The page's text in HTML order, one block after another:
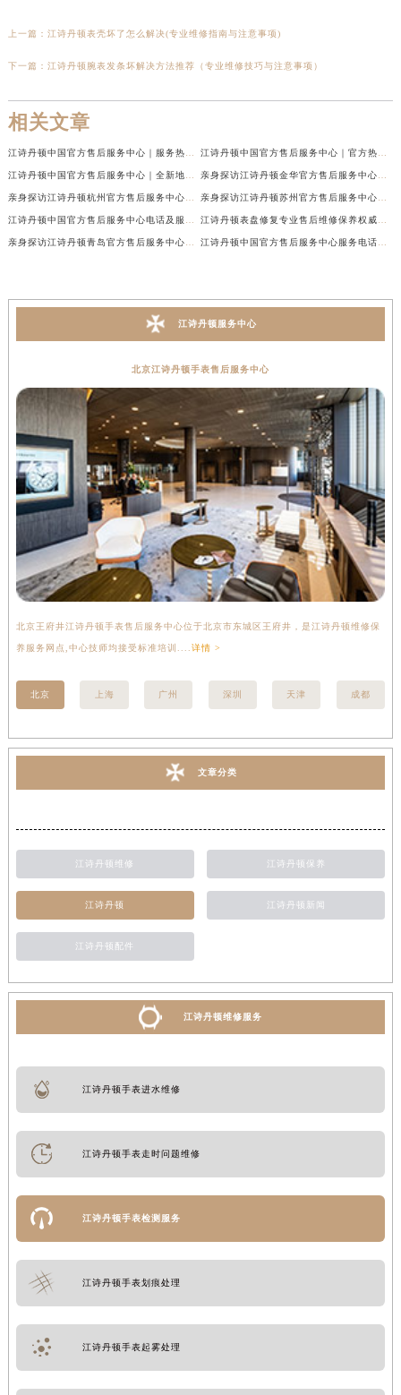
上一篇： 江诗丹顿表壳坏了怎么解决(专业维修指南与注意事项)
下一篇： 江诗丹顿腕表发条坏解决方法推荐（专业维修技巧与注意事项）
相关文章
江诗丹顿服务中心
北京江诗丹顿手表售后服务中心
北京王府井江诗丹顿手表售后服务中心位于北京市东城区王府井，是江诗丹顿维修保
养服务网点,中心技师均接受标准培训.... 详情 >
北京 上海 广州 深圳 天津 成都
文章分类
江诗丹顿维修 江诗丹顿保养
江诗丹顿 江诗丹顿新闻
江诗丹顿配件
江诗丹顿维修服务
江诗丹顿手表进水维修
江诗丹顿手表走时问题维修
江诗丹顿手表检测服务
江诗丹顿手表划痕处理
江诗丹顿手表起雾处理